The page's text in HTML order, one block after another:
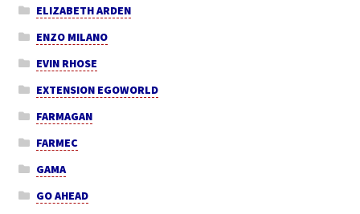
ELIZABETH ARDEN
ENZO MILANO
EVIN RHOSE
EXTENSION EGOWORLD
FARMAGAN
FARMEC
GAMA
GO AHEAD